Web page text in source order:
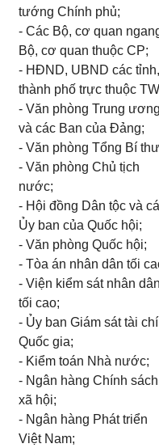
tướng Chính phủ;
-Các Bộ, cơ quan
Bộ, cơ quan thuộc CP;
- HĐND, UBND các tỉnh,
thành phố trực thuộc T
-Văn phòng Trung ương
và các Ban của Đảng;
-Văn phòng Tổng Bí
-Văn phòng Chủ tịch
nước;
- Hội đồng Dân tộc và
Ủy ban của Quốc hội;
-Văn phòng Quốc hội;
-Tòa án nhân dân tối
-Viện kiểm sát nhân dân
tối cao;
- Ủy ban Giám sát tài
Quốc gia;
- Kiểm toán Nhà nước;
- Ngân hàng Chính sách
xã hội;
- Ngân hàng Phát triển
Việt Nam;